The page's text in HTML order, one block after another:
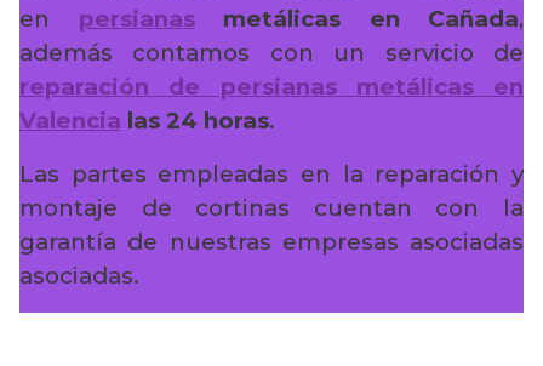
en persianasmetálicas en Cañada,
además contamos con un servicio de
reparación de persianas metálicas en
Valencia las 24 horas.
Las partes empleadas en la reparación y
montaje de cortinas cuentan con la
garantía de nuestras empresas asociadas
asociadas.